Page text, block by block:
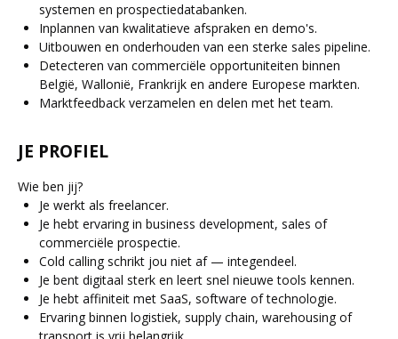
systemen en prospectiedatabanken.
Inplannen van kwalitatieve afspraken en demo's.
Uitbouwen en onderhouden van een sterke sales pipeline.
Detecteren van commerciële opportuniteiten binnen
België, Wallonië, Frankrijk en andere Europese markten.
Marktfeedback verzamelen en delen met het team.
JE PROFIEL
Wie ben jij?
Je werkt als freelancer.
Je hebt ervaring in business development, sales of
commerciële prospectie.
Cold calling schrikt jou niet af — integendeel.
Je bent digitaal sterk en leert snel nieuwe tools kennen.
Je hebt affiniteit met SaaS, software of technologie.
Ervaring binnen logistiek, supply chain, warehousing of